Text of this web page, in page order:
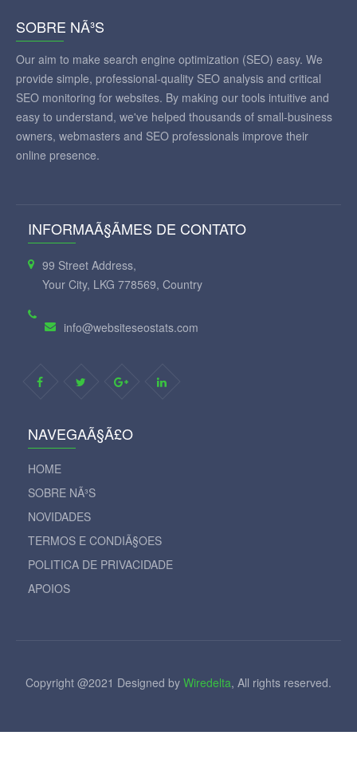
SOBRE NÃ³S
Our aim to make search engine optimization (SEO) easy. We
provide simple, professional-quality SEO analysis and critical
SEO monitoring for websites. By making our tools intuitive and
easy to understand, we've helped thousands of small-business
owners, webmasters and SEO professionals improve their
online presence.
INFORMAÃ§ÃΜES DE CONTATO
99 Street Address,
Your City, LKG 778569, Country
info@websiteseostats.com
NAVEGAÃ§Ã£O
HOME
SOBRE NÃ³S
NOVIDADES
TERMOS E CONDIÃ§OES
POLITICA DE PRIVACIDADE
APOIOS
Copyright @2021 Designed by Wiredelta, All rights reserved.